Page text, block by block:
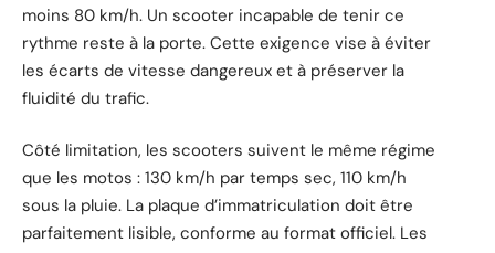
moins 80 km/h. Un scooter incapable de tenir ce
rythme reste à la porte. Cette exigence vise à éviter
les écarts de vitesse dangereux et à préserver la
fluidité du trafic.
Côté limitation, les scooters suivent le même régime
que les motos : 130 km/h par temps sec, 110 km/h
sous la pluie. La plaque d’immatriculation doit être
parfaitement lisible, conforme au format officiel. Les